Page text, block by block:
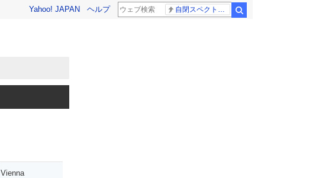
Yahoo! JAPAN ヘルプ
Vienna